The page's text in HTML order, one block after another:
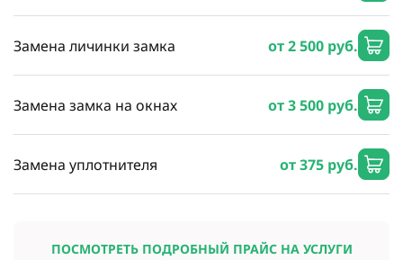
Замена личинки замка от 2 500 руб.
Замена замка на окнах от 3 500 руб.
Замена уплотнителя от 375 руб.
ПОСМОТРЕТЬ ПОДРОБНЫЙ ПРАЙС НА УСЛУГИ